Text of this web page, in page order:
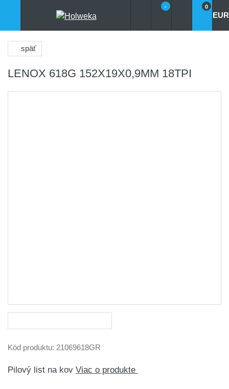
- 0
EUR
späť
LENOX 618G 152X19X0,9MM 18TPI
Kód produktu: 21069618GR
Pilový list na kov Viac o produkte